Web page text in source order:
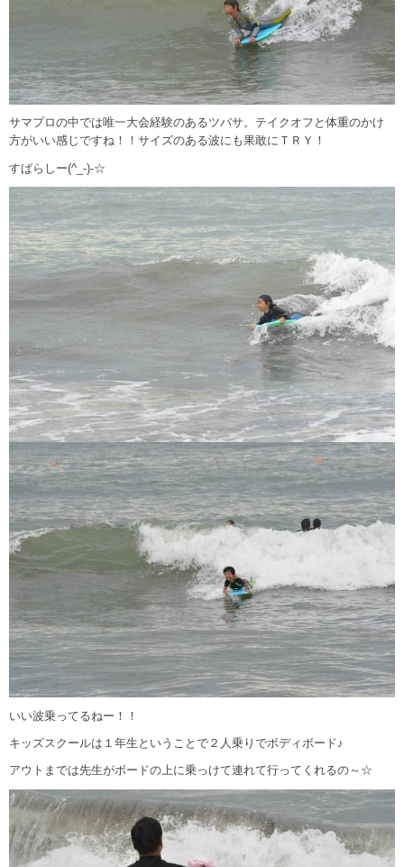
サマプロの中では唯一大会経験のあるツバサ。テイクオフと体重のかけ
方がいい感じですね！！サイズのある波にも果敢にＴＲＹ！
すばらしー(^_-)-☆
いい波乗ってるねー！！
キッズスクールは１年生ということで２人乗りでボディボード♪
アウトまでは先生がボードの上に乗っけて連れて行ってくれるの～☆